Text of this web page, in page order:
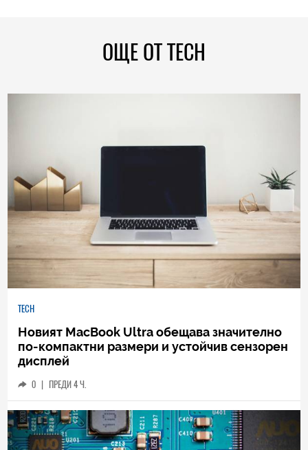
ОЩЕ ОТ TECH
TECH
Новият MacBook Ultra обещава значително
по-компактни размери и устойчив сензорен
дисплей
0 | ПРЕДИ 4 Ч.